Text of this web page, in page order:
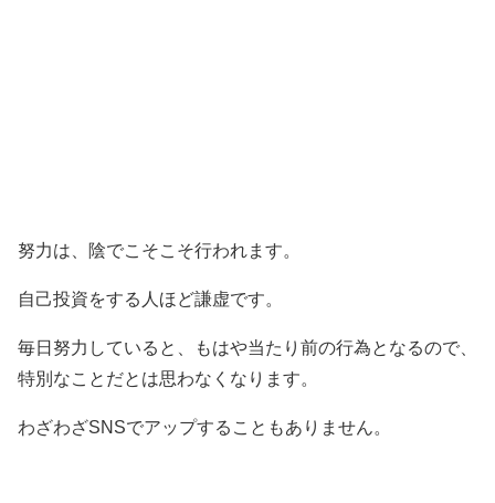
努力は、陰でこそこそ行われます。
自己投資をする人ほど謙虚です。
毎日努力していると、もはや当たり前の行為となるので、
特別なことだとは思わなくなります。
わざわざSNSでアップすることもありません。